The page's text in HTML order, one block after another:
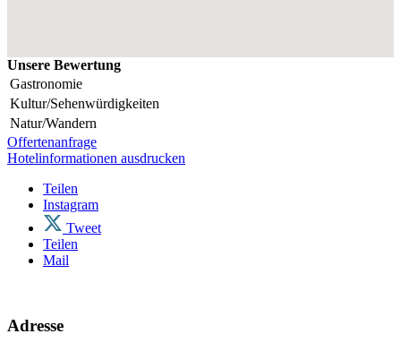
Unsere Bewertung
Gastronomie
Kultur/Sehenwürdigkeiten
Natur/Wandern
Offertenanfrage
Hotelinformationen ausdrucken
Teilen
Instagram
Tweet
Teilen
Mail
Adresse